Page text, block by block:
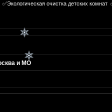
✅Экологическая очистка детских
и МО